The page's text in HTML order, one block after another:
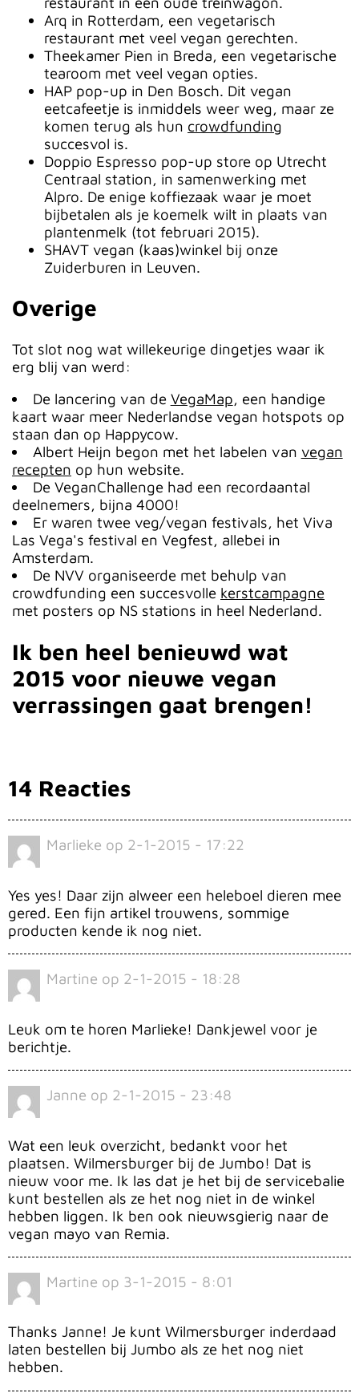
Arq in Rotterdam, een vegetarisch
restaurant met veel vegan gerechten.
Theekamer Pien in Breda, een vegetarische
tearoom met veel vegan opties.
HAP pop-up in Den Bosch. Dit vegan
eetcafeetje is inmiddels weer weg, maar ze
komen terug als hun crowdfunding
succesvol is.
Doppio Espresso pop-up store op Utrecht
Centraal station, in samenwerking met
Alpro. De enige koffiezaak waar je moet
bijbetalen als je koemelk wilt in plaats van
plantenmelk (tot februari 2015).
SHAVT vegan (kaas)winkel bij onze
Zuiderburen in Leuven.
Overige
Tot slot nog wat willekeurige dingetjes waar ik
erg blij van werd:
De lancering van de VegaMap, een handige
kaart waar meer Nederlandse vegan hotspots op
staan dan op Happycow.
Albert Heijn begon met het labelen van vegan
recepten op hun website.
De VeganChallenge had een recordaantal
deelnemers, bijna 4000!
Er waren twee veg/vegan festivals, het Viva
Las Vega's festival en Vegfest, allebei in
Amsterdam.
De NVV organiseerde met behulp van
crowdfunding een succesvolle kerstcampagne
met posters op NS stations in heel Nederland.
Ik ben heel benieuwd wat
2015 voor nieuwe vegan
verrassingen gaat brengen!
14 Reacties
Marlieke op 2-1-2015 - 17:22
Yes yes! Daar zijn alweer een heleboel dieren mee
gered. Een fijn artikel trouwens, sommige
producten kende ik nog niet.
Martine op 2-1-2015 - 18:28
Leuk om te horen Marlieke! Dankjewel voor je
berichtje.
Janne op 2-1-2015 - 23:48
Wat een leuk overzicht, bedankt voor het
plaatsen. Wilmersburger bij de Jumbo! Dat is
nieuw voor me. Ik las dat je het bij de servicebalie
kunt bestellen als ze het nog niet in de winkel
hebben liggen. Ik ben ook nieuwsgierig naar de
vegan mayo van Remia.
Martine op 3-1-2015 - 8:01
Thanks Janne! Je kunt Wilmersburger inderdaad
laten bestellen bij Jumbo als ze het nog niet
hebben.